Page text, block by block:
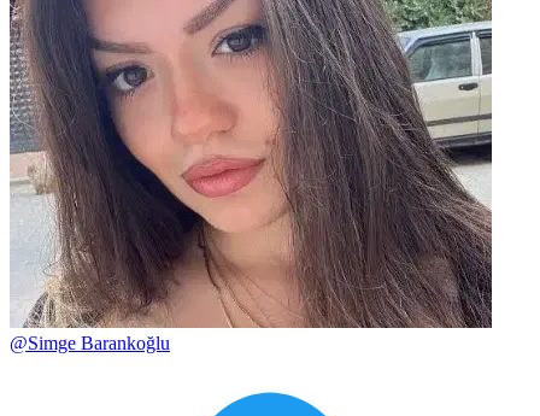
@Simge Barankoğlu